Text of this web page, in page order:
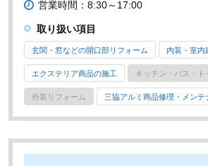
営業時間：8:30～17:00
取り扱い項目
玄関・窓などの開口部リフォーム 内装・室内
エクステリア商品の施工 キッチン・バス・ト
外装リフォーム 三協アルミ商品修理・メンテ